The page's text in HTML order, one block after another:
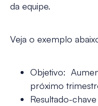
da equipe.
Veja o exemplo
Objetivo:
próximo
Resultado-